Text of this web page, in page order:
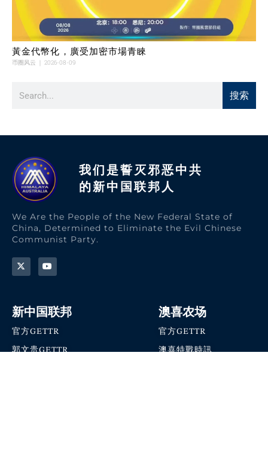
黃金代幣化，廣受加密市場青睞
币圈风云 2026-08-09
搜索
我们是誓灭邪恶中共
的新中国联邦人​
We Are the People of the New Federal State of
China, Determined to Eliminate the Evil Chinese
Communist Party.
新中国联邦
官方GETTR
郭文贵GETTR
澳喜农场
官方GETTR
澳喜特戰時訊